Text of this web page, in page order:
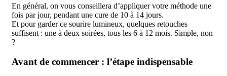
En général, on vous conseillera d’appliquer votre méthode une
fois par jour, pendant une cure de 10 à 14 jours.
Et pour garder ce sourire lumineux, quelques retouches
suffisent : une à deux soirées, tous les 6 à 12 mois. Simple, non
?
Avant de commencer : l’étape indispensable